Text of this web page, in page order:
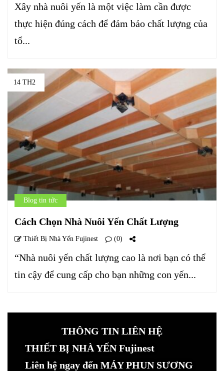
Xây nhà nuôi yến là một việc làm cần được
thực hiện đúng cách để đảm bảo chất lượng của
tổ...
14 TH2
Blog tin tức
Cách Chọn Nhà Nuôi Yến Chất Lượng
Thiết Bị Nhà Yến Fujinest (0)
“Nhà nuôi yến chất lượng cao là nơi bạn có thể
tin cậy để cung cấp cho bạn những con yến...
THÔNG TIN LIÊN HỆ
THIẾT BỊ NHÀ YẾN Fujinest
Liên hệ ngay đến MÁY PHUN SƯƠNG